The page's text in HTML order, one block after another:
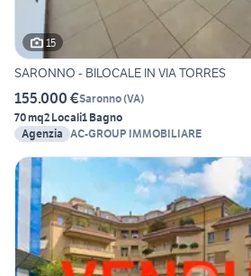
15
SARONNO - BILOCALE IN VIA TORRES
155.000 €Saronno(VA)
70 mq2 Locali1 Bagno
Agenzia AC-GROUP IMMOBILIARE